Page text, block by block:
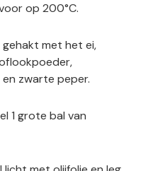
op 200°C.
gehakt met het ei,
zwarte peper.
1 grote bal van